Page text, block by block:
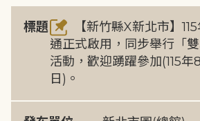
標題
【新竹縣X新北市】
通正式啟用，同步舉行「雙
活動，歡迎踴躍參加(115
日)。